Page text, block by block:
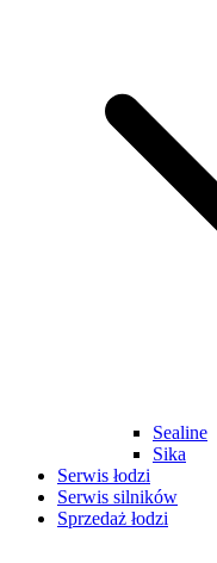
Sealine
Sika
Serwis łodzi
Serwis silników
Sprzedaż łodzi